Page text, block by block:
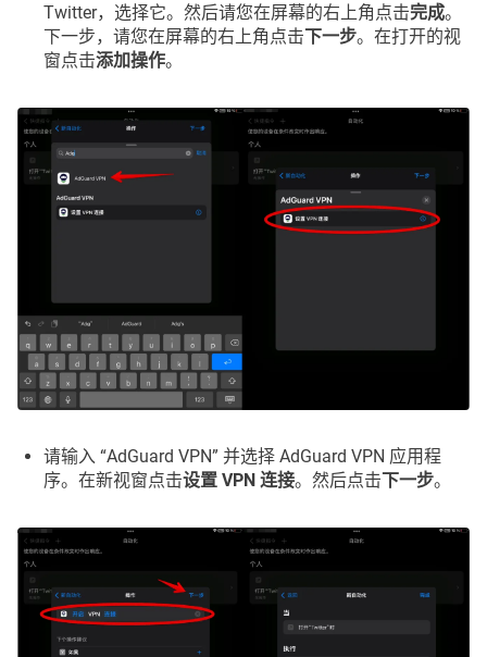
Twitter，选择它。然后请您在屏幕的右上角点击完成。
下一步，请您在屏幕的右上角点击下一步。在打开的视
窗点击添加操作。
请输入 “AdGuard VPN” 并选择 AdGuard VPN 应用程
序。在新视窗点击设置 VPN 连接。然后点击下一步。